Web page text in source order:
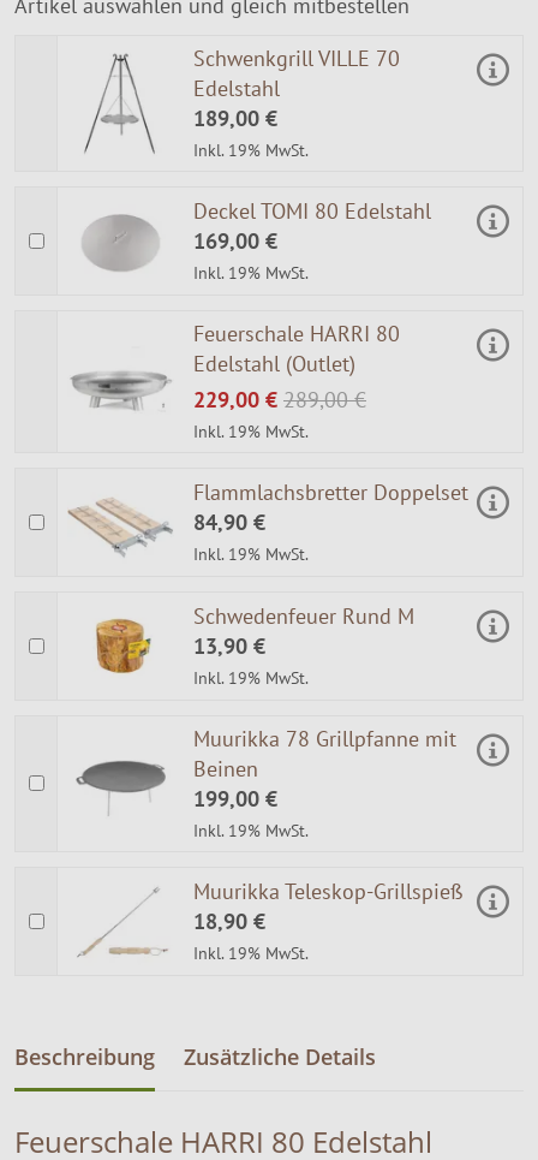
Schwenkgrill VILLE 70
Edelstahl
189,00 €
Inkl. 19% MwSt.
Deckel TOMI 80 Edelstahl
169,00 €
Inkl. 19% MwSt.
Feuerschale HARRI 80
Edelstahl (Outlet)
229,00 € 289,00 €
Inkl. 19% MwSt.
Flammlachsbretter Doppelset
84,90 €
Inkl. 19% MwSt.
Schwedenfeuer Rund M
13,90 €
Inkl. 19% MwSt.
Muurikka 78 Grillpfanne mit
Beinen
199,00 €
Inkl. 19% MwSt.
Muurikka Teleskop-Grillspieß
18,90 €
Inkl. 19% MwSt.
Beschreibung Zusätzliche Details
Feuerschale HARRI 80 Edelstahl